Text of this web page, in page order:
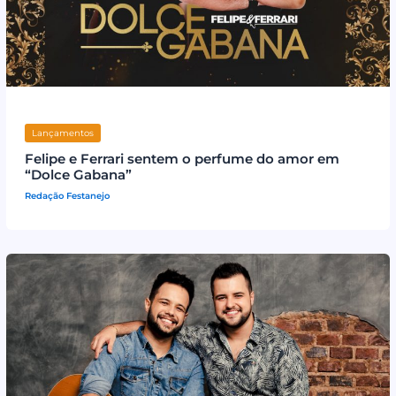
Lançamentos
Felipe e Ferrari sentem o perfume do amor em
“Dolce Gabana”
Redação Festanejo